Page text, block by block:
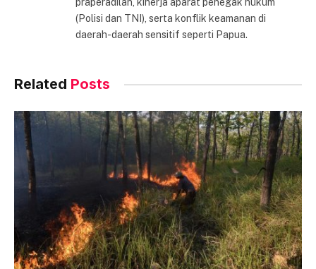
praperadilan, kinerja aparat penegak hukum
(Polisi dan TNI), serta konflik keamanan di
daerah-daerah sensitif seperti Papua.
Related Posts